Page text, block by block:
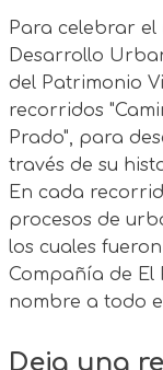
Para celebrar el
Desarrollo
del Patrimonio
recorridos
Prado", para
través de su
En cada
procesos de
los cuales
Compañía de El
nombre a todo
Deja una